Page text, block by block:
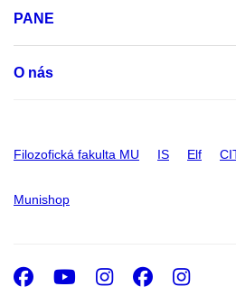
PANE
O nás
Filozofická fakulta MU IS Elf
Munishop
Facebook
Youtube
Instagram